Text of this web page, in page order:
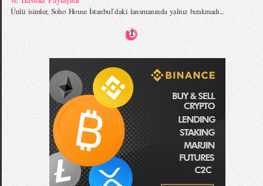
Ünlü isimler, Soho House İstanbul`daki lansmanında yalnız bırakmadı...
1